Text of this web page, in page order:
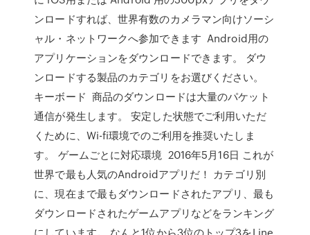
ンロードすれば、世界有数のカメラマン向けソーシ
ャル・ネットワークへ参加できます Android用の
アプリケーションをダウンロードできます。 ダウ
ンロードする製品のカテゴリをお選びください。
キーボード 商品のダウンロードは大量のパケット
通信が発生します。 安定した状態でご利用いただ
くために、Wi-fi環境でのご利用を推奨いたしま
す。 ゲームごとに対応環境 2016年5月16日 これが
世界で最も人気のAndroidアプリだ！ カテゴリ別
に、現在まで最もダウンロードされたアプリ、最も
ダウンロードされたゲームアプリなどをランキング
にしています。 なんと1位から3位のトップ3をLine